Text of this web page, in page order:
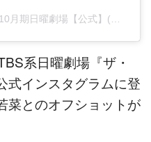
ザ・ロイヤルファミリー ? TBS10月期日曜劇場【公式】(@royalfamily_tbs)がシェアした投稿
系日曜劇場『ザ・
式インスタグラムに登
菜とのオフショットが